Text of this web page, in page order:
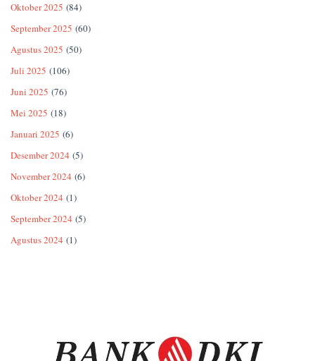
Oktober 2025 (84)
September 2025 (60)
Agustus 2025 (50)
Juli 2025 (106)
Juni 2025 (76)
Mei 2025 (18)
Januari 2025 (6)
Desember 2024 (5)
November 2024 (6)
Oktober 2024 (1)
September 2024 (5)
Agustus 2024 (1)